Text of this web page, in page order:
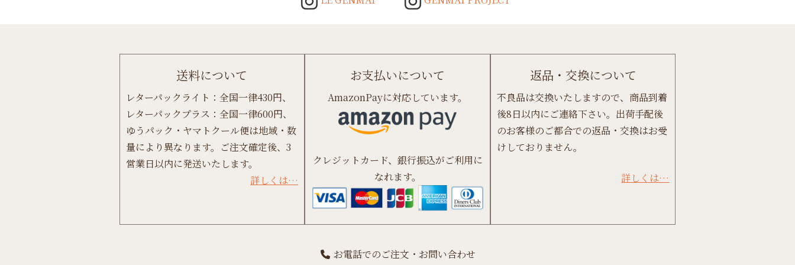
送料について
レターパックライト：全国一律430円、
レターパックプラス：全国一律600円、
ゆうパック・ヤマトクール便は地域・数
量により異なります。ご注文確定後、3
営業日以内に発送いたします。
詳しくは…
お支払いについて
AmazonPayに対応しています。
クレジットカード、銀行振込がご利用に
なれます。
返品・交換について
不良品は交換いたしますので、商品到着
後8日以内にご連絡下さい。出荷手配後
のお客様のご都合での返品・交換はお受
けしておりません。
詳しくは…
お電話でのご注文・お問い合わせ